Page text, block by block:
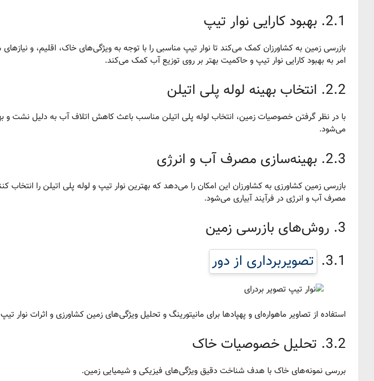
2.1. بهبود کارایی نوار تیپ
بازرسی زمین به کشاورزان کمک می‌کند تا نوار تیپ مناسبی را با توجه به ویژگی‌های خاک، اقلیم، و
امر به بهبود کارایی نوار تیپ و حاکمیت بهتر بر روی توزیع آب کمک می‌کند.
2.2. انتخاب بهینه لوله پلی اتیلن
با در نظر گرفتن خصوصیات زمین، انتخاب لوله پلی اتیلن مناسب باعث کاهش اتلاف آب به دلیل نشت و
می‌شود.
2.3. بهینه‌سازی مصرف آب و انرژی
بازرسی زمین کشاورزی به کشاورزان این امکان را می‌دهد که بهترین نوار تیپ و لوله پلی اتیلن را انتخاب
مصرف آب و انرژی در فرآیند آبیاری می‌شود.
3. روش‌های بازرسی زمین
3.1. تصویربرداری از دور
استفاده از تصاویر ماهواره‌ای و پهپادها برای مانیتورینگ و تحلیل ویژگی‌های زمین کشاورزی و اثرات نوار
3.2. تحلیل خصوصیات خاک
بررسی نمونه‌های خاک با هدف شناخت دقیق ویژگی‌های فیزیکی و شیمیایی زمین.